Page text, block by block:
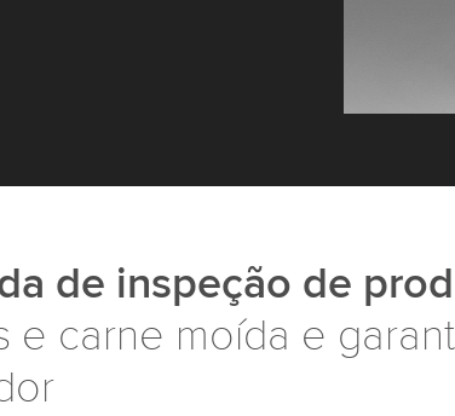
de inspeção de
e carne moída e